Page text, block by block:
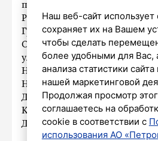
проспекту, проспекту
Рабфаковской улице,
Грибакиных, снова по
Обороны, Синопской
улице, Амбарной улице,
Невского,
Дальневосточному
Коллонтай, проспекту
Дыбенко до конечной
Наш веб-сайт
сохраняет их на Вашем
чтобы сделать
более удобными для Вас,
анализа статистики
нашей маркетинговой
Продолжая просмотр
соглашаетесь на
cookie в соответствии с
использования АО